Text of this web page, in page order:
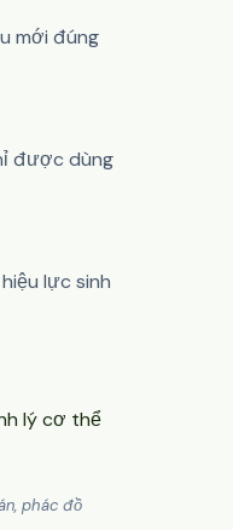
mới đúng
được dùng
lực sinh
lý cơ thể
phác đồ